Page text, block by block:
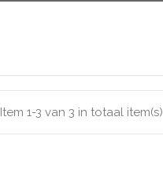
Item 1-3 van 3 in totaal item(s)